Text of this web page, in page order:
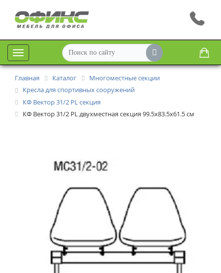
Меню
Главная Каталог
Многоместные секции
Кресла для спортивных сооружений
КФ Вектор 31/2 PL секция
КФ Вектор 31/2 PL двухместная секция 99.5х83.5х61.5 см